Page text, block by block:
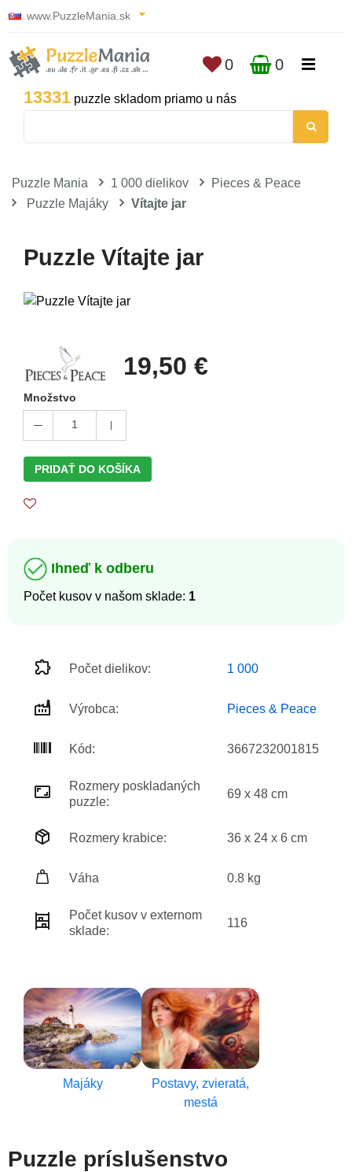
www.PuzzleMania.sk
13331 puzzle skladom priamo u nás
0 0
Puzzle Mania 1 000 dielikov
Pieces & Peace
Puzzle Majáky
Vítajte jar
Puzzle Vítajte jar
19,50 €
Množstvo
1
PRIDAŤ DO KOŠÍKA
Ihneď k odberu
Počet kusov v našom sklade: 1
Počet dielikov: 1 000
Výrobca: Pieces & Peace
Kód: 3667232001815
Rozmery poskladaných
puzzle:
69 x 48 cm
Rozmery krabice: 36 x 24 x 6 cm
Váha 0.8 kg
Počet kusov v externom
sklade:
116
Majáky
Postavy, zvieratá,
mestá
Puzzle príslušenstvo